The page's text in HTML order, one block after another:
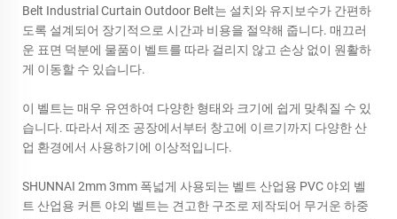
Belt Industrial Curtain Outdoor Belt는 설치와 유지보수가 간편하
도록 설계되어 장기적으로 시간과 비용을 절약해 줍니다. 매끄러
운 표면 덕분에 물품이 벨트를 따라 걸리지 않고 손상 없이 원활하
게 이동할 수 있습니다.
이 벨트는 매우 유연하여 다양한 형태와 크기에 쉽게 맞춰질 수 있
습니다. 따라서 제조 공장에서부터 창고에 이르기까지 다양한 산
업 환경에서 사용하기에 이상적입니다.
SHUNNAI 2mm 3mm 폭넓게 사용되는 벨트 산업용 PVC 야외 벨
트 산업용 커튼 야외 벨트는 견고한 구조로 제작되어 무거운 하중